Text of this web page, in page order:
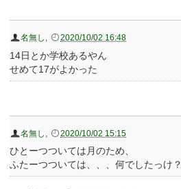
名無し 2020/10/02 16:48
14日とか学校あるやん
せめて17がよかった
名無し 2020/10/02 15:15
ひとーつついては月のため、
ふたーつついては、、、何でしたっけ？